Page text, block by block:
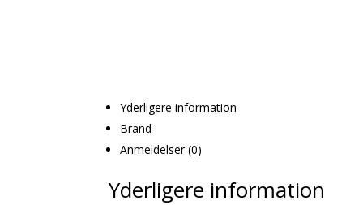
Yderligere information
Brand
Anmeldelser (0)
Yderligere information